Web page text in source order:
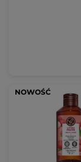
NOWOŚĆ